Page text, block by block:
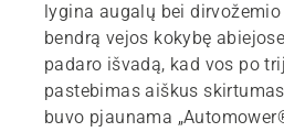
lygina augalų bei
bendrą vejos kokybę
padaro išvadą, kad vos po
pastebimas aiškus
buvo pjaunama